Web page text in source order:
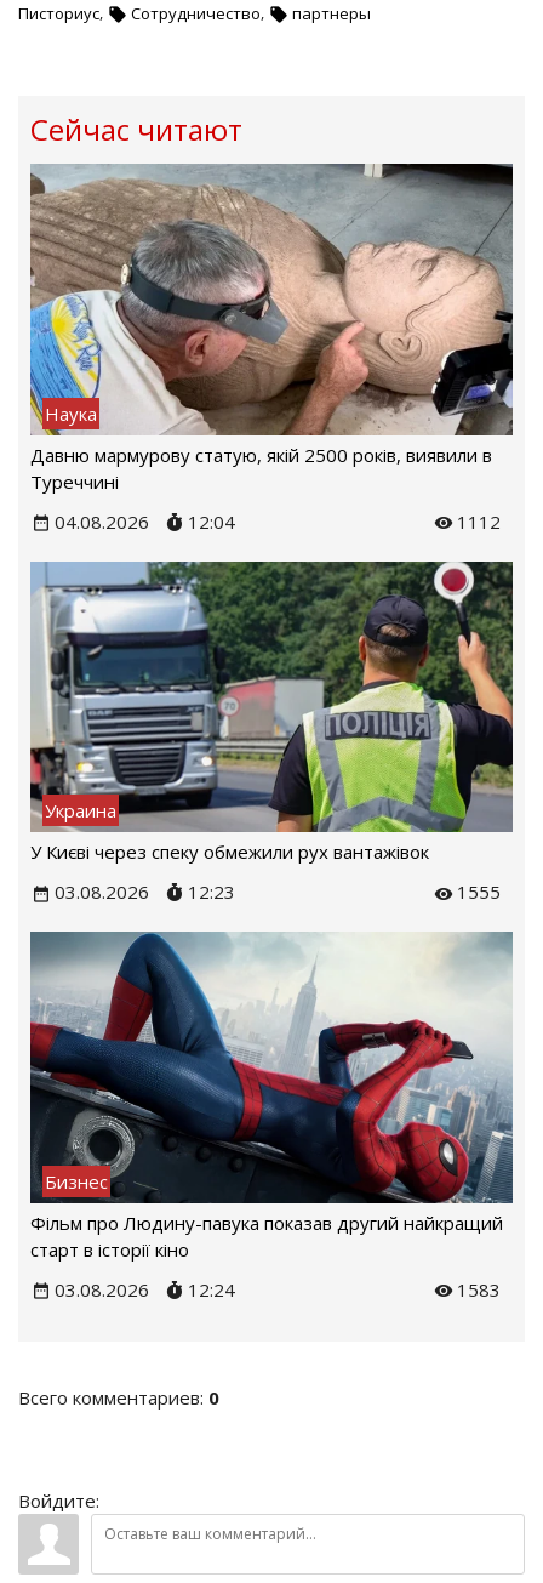
Писториус, Сотрудничество, партнеры
Сейчас читают
Наука
Давню мармурову статую, якій 2500 років, виявили в
Туреччині
04.08.2026
12:04 1112
Украина
У Києві через спеку обмежили рух вантажівок
03.08.2026
12:23 1555
Бизнес
Фільм про Людину-павука показав другий найкращий
старт в історії кіно
03.08.2026
12:24 1583
Всего комментариев: 0
Войдите: